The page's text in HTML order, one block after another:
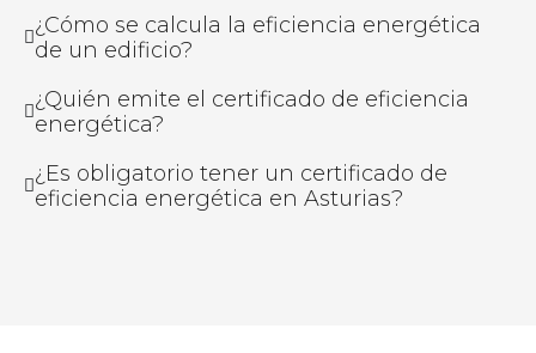
¿Cómo se calcula la eficiencia energética
de un edificio?
¿Quién emite el certificado de eficiencia
energética?
¿Es obligatorio tener un certificado de
eficiencia energética en Asturias?